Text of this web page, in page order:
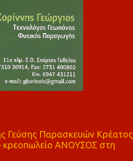
Γεύσης Παρασκευών Κρέατος
κρεοπωλείο ΑΝΟΥΣΟΣ στη